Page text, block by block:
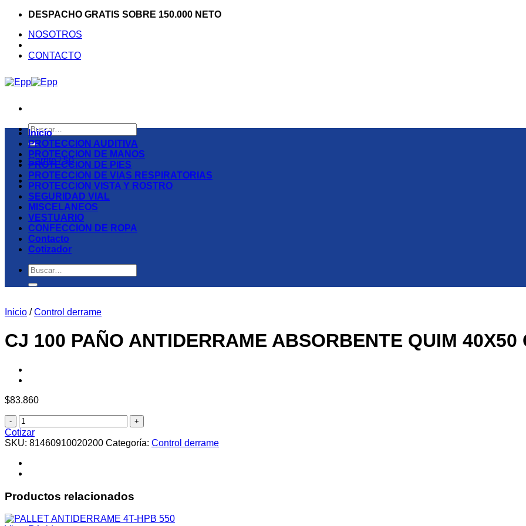
Saltar
contenido
DESPACHO GRATIS SOBRE 150.000 NETO
NOSOTROS
CONTACTO
Buscar
por:
Carrito /$0
Inicio
PROTECCION AUDITIVA
PROTECCION DE MANOS
PROTECCION DE PIES
PROTECCION DE VIAS RESPIRATORIAS
PROTECCION VISTA Y ROSTRO
SEGURIDAD VIAL
MISCELANEOS
VESTUARIO
CONFECCION DE ROPA
Contacto
Cotizador
Buscar
por:
Inicio / Control derrame
CJ 100 PAÑO ANTIDERRAME ABSORBENTE QUIM 40X50
$83.860
CJ
100
PAÑO
ABSORBENTE
QUIM
CM
Cotizar
SKU: 81460910020200 Categoría: Control derrame
Productos relacionados